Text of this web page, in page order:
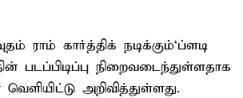
ராம் கார்த்திக் நடிக்கும்‘ப்ளடி
படப்பிடிப்பு நிறைவடைந்துள்ளதாக
அறிவித்துள்ளது.